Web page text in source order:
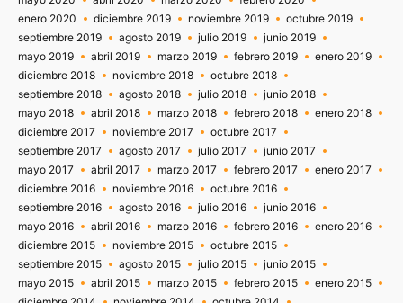
enero 2020
diciembre 2019 noviembre 2019
octubre 2019
septiembre 2019
agosto 2019 julio 2019
junio 2019
mayo 2019
abril 2019 marzo 2019 febrero 2019
enero 2019
diciembre 2018
noviembre 2018
octubre 2018
septiembre 2018
agosto 2018 julio 2018
junio 2018
mayo 2018
abril 2018 marzo 2018 febrero 2018
enero 2018
diciembre 2017
noviembre 2017
octubre 2017
septiembre 2017
agosto 2017 julio 2017
junio 2017
mayo 2017
abril 2017 marzo 2017 febrero 2017
enero 2017
diciembre 2016
noviembre 2016
octubre 2016
septiembre 2016
agosto 2016 julio 2016
junio 2016
mayo 2016
abril 2016 marzo 2016 febrero 2016
enero 2016
diciembre 2015
noviembre 2015
octubre 2015
septiembre 2015
agosto 2015 julio 2015
junio 2015
mayo 2015
abril 2015 marzo 2015 febrero 2015
enero 2015